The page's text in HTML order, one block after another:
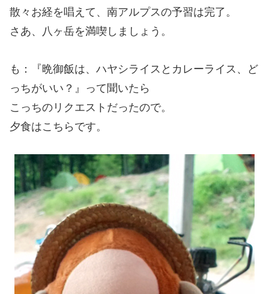
散々お経を唱えて、南アルプスの予習は完了。
さあ、八ヶ岳を満喫しましょう。
も：『晩御飯は、ハヤシライスとカレーライス、ど
っちがいい？』って聞いたら
こっちのリクエストだったので。
夕食はこちらです。